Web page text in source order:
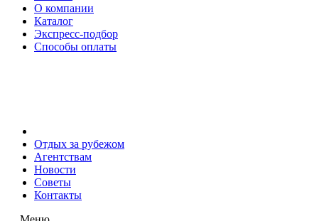
О компании
Каталог
Экспресс-подбор
Способы оплаты
Отдых за рубежом
Агентствам
Новости
Советы
Контакты